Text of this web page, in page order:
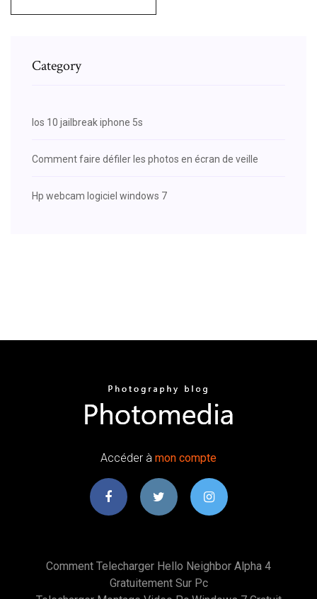
Category
Ios 10 jailbreak iphone 5s
Comment faire défiler les photos en écran de veille
Hp webcam logiciel windows 7
Accéder à mon compte
Comment Telecharger Hello Neighbor Alpha 4
Gratuitement Sur Pc